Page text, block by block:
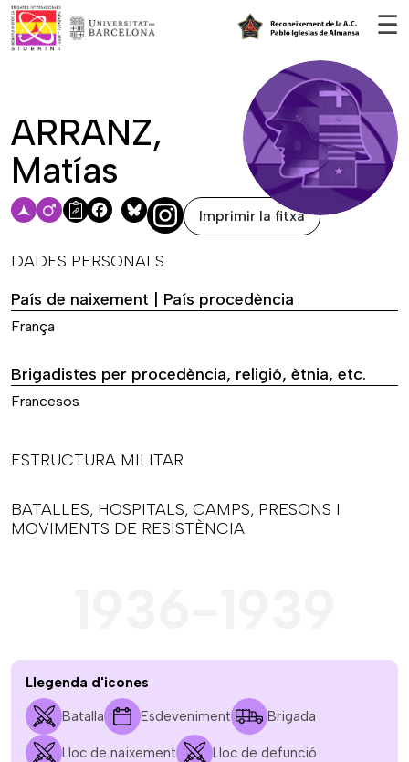
☰
ARRANZ,
Matías
Facebook
Bluesky Imprimir la fitxa
DADES PERSONALS
País de naixement | País procedència
França
Brigadistes per procedència, religió, ètnia, etc.
Francesos
ESTRUCTURA MILITAR
BATALLES, HOSPITALS, CAMPS, PRESONS I
MOVIMENTS DE RESISTÈNCIA
Llegenda d'icones
Batalla Esdeveniment Brigada
Lloc de naixement Lloc de defunció